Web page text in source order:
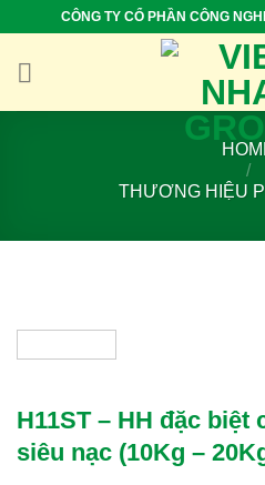
content
CÔNG TY CỔ PHẦN CÔNG
/
THƯƠNG HIỆU
H11ST – HH đặc biệt
siêu nạc (10Kg –